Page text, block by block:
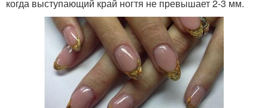
когда выступающий край ногтя не превышает 2-3 мм.